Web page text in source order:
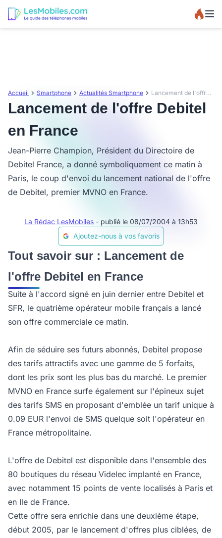
Accueil Smartphone Actualités Smartphone Lancement de l'offre Debitel en France
Lancement de l'offre Debitel
en France
Jean-Pierre Champion, Président du Directoire de
Debitel France, a donné symboliquement ce matin à
Paris, le coup d'envoi du lancement national de l'offre
de Debitel, premier MVNO en France.
La Rédac LesMobiles - publié le 08/07/2004 à 13h53
Ajoutez-nous à vos favoris
Tout savoir sur : Lancement de
l'offre Debitel en France
Suite à l'accord signé en juin dernier entre Debitel et
SFR, le quatrième opérateur mobile français a lancé
son offre commerciale ce matin.
Afin de séduire ses futurs abonnés, Debitel propose
des tarifs attractifs avec une gamme de 5 forfaits,
dont les prix sont les plus bas du marché. Le premier
MVNO en France surfe également sur l'épineux sujet
des tarifs SMS en proposant d'emblée un tarif unique à
0.09 EUR l'envoi de SMS quelque soit l'opérateur en
France métropolitaine.
L'offre de Debitel est disponible dans l'ensemble des
80 boutiques du réseau Videlec implanté en France,
avec notamment 15 points de vente localisés à Paris et
en Ile de France.
Cette offre sera enrichie dans une deuxième étape,
début 2005, par le lancement d'offres plus ciblées, de